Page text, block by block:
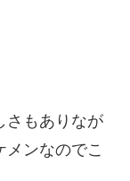
さもありなが
ンなのでこ